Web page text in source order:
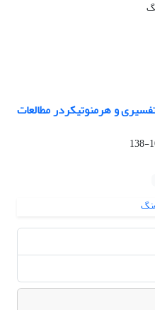
و هرمنوتیکردر مطالعات